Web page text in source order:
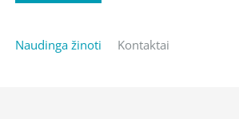
Naudinga žinoti Kontaktai